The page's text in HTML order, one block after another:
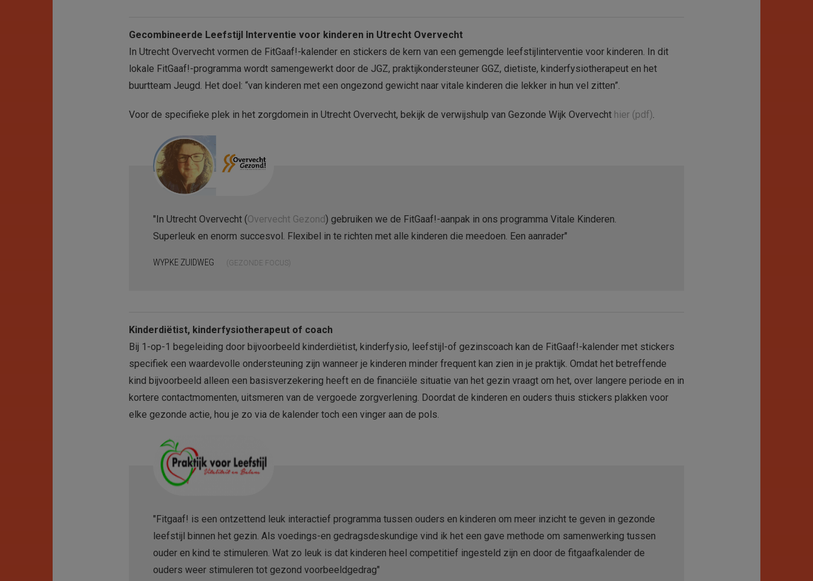
Gecombineerde Leefstijl Interventie voor kinderen in Utrecht Overvecht
In Utrecht Overvecht vormen de FitGaaf!-kalender en stickers de kern van een gemengde leefstijlinterventie voor kinderen. In dit
lokale FitGaaf!-programma wordt samengewerkt door de JGZ, praktijkondersteuner GGZ, dietiste, kinderfysiotherapeut en het
buurtteam Jeugd. Het doel: “van kinderen met een ongezond gewicht naar vitale kinderen die lekker in hun vel zitten”.
Voor de specifieke plek in het zorgdomein in Utrecht Overvecht, bekijk de verwijshulp van Gezonde Wijk Overvecht hier (pdf)
"In Utrecht Overvecht (Overvecht Gezond) gebruiken we de FitGaaf!-aanpak in ons programma Vitale Kinderen.
Superleuk en enorm succesvol. Flexibel in te richten met alle kinderen die meedoen. Een aanrader"
WYPKE ZUIDWEG GEZONDE FOCUS
Kinderdiëtist, kinderfysiotherapeut of coach
Bij 1-op-1 begeleiding door bijvoorbeeld kinderdiëtist, kinderfysio, leefstijl-of gezinscoach kan de FitGaaf!-kalender met stickers
specifiek een waardevolle ondersteuning zijn wanneer je kinderen minder frequent kan zien in je praktijk. Omdat het betreffende
kind bijvoorbeeld alleen een basisverzekering heeft en de financiële situatie van het gezin vraagt om het, over langere periode en in
kortere contactmomenten, uitsmeren van de vergoede zorgverlening. Doordat de kinderen en ouders thuis stickers plakken voor
elke gezonde actie, hou je zo via de kalender toch een vinger aan de pols.
"Fitgaaf! is een ontzettend leuk interactief programma tussen ouders en kinderen om meer inzicht te geven in gezonde
leefstijl binnen het gezin. Als voedings-en gedragsdeskundige vind ik het een gave methode om samenwerking tussen
ouder en kind te stimuleren. Wat zo leuk is dat kinderen heel competitief ingesteld zijn en door de fitgaafkalender de
ouders weer stimuleren tot gezond voorbeeldgedrag"